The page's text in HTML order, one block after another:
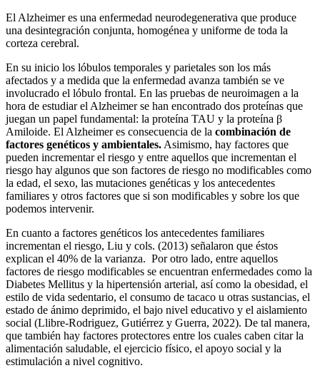
El Alzheimer es una enfermedad neurodegenerativa que produce
una desintegración conjunta, homogénea y uniforme de toda la
corteza cerebral.
En su inicio los lóbulos temporales y parietales son los más
afectados y a medida que la enfermedad avanza también se ve
involucrado el lóbulo frontal. En las pruebas de neuroimagen a la
hora de estudiar el Alzheimer se han encontrado dos proteínas que
juegan un papel fundamental: la proteína TAU y la proteína β
Amiloide. El Alzheimer es consecuencia de la combinación de
factores genéticos y ambientales. Asimismo, hay factores que
pueden incrementar el riesgo y entre aquellos que incrementan el
riesgo hay algunos que son factores de riesgo no modificables como
la edad, el sexo, las mutaciones genéticas y los antecedentes
familiares y otros factores que si son modificables y sobre los que
podemos intervenir.
En cuanto a factores genéticos los antecedentes familiares
incrementan el riesgo, Liu y cols. (2013) señalaron que éstos
explican el 40% de la varianza. Por otro lado, entre aquellos
factores de riesgo modificables se encuentran enfermedades como la
Diabetes Mellitus y la hipertensión arterial, así como la obesidad, el
estilo de vida sedentario, el consumo de tacaco u otras sustancias, el
estado de ánimo deprimido, el bajo nivel educativo y el aislamiento
social (Llibre-Rodriguez, Gutiérrez y Guerra, 2022). De tal manera,
que también hay factores protectores entre los cuales caben citar la
alimentación saludable, el ejercicio físico, el apoyo social y la
estimulación a nivel cognitivo.